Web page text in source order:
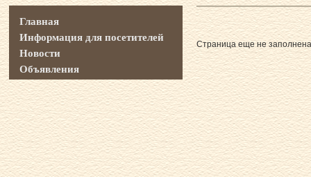
Страница еще не заполнена
Главная
Информация для посетителей
Новости
Объявления